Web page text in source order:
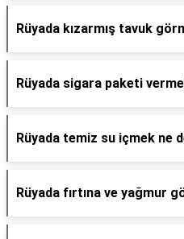
Rüyada kızarmış tavuk
Rüyada sigara paketi
Rüyada temiz su içmek ne
Rüyada fırtına ve yağmur